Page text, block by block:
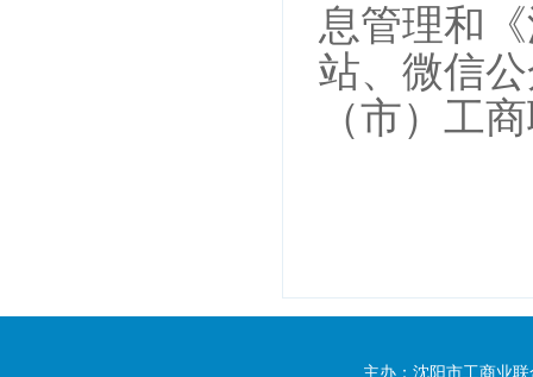
息管理和
站、 微信
（市）工
主办：沈阳市工商业